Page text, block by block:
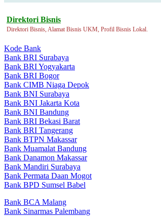
Direktori Bisnis
Direktori Bisnis, Alamat Bisnis UKM, Profil Bisnis Lokal.
Kode Bank
Bank BRI Surabaya
Bank BRI Yogyakarta
Bank BRI Bogor
Bank CIMB Niaga Depok
Bank BNI Surabaya
Bank BNI Jakarta Kota
Bank BNI Bandung
Bank BRI Bekasi Barat
Bank BRI Tangerang
Bank BTPN Makassar
Bank Muamalat Bandung
Bank Danamon Makassar
Bank Mandiri Surabaya
Bank Permata Daan Mogot
Bank BPD Sumsel Babel
Bank BCA Malang
Bank Sinarmas Palembang